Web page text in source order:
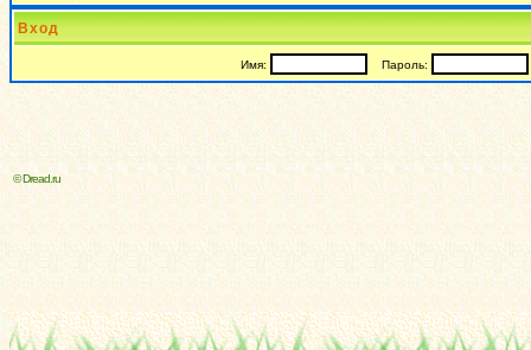
Вход
Имя: Пароль:
© Dread.ru